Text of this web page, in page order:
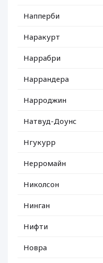
Напперби
Наракурт
Наррабри
Наррандера
Нарроджин
Натвуд-Доунс
Нгукурр
Нерромайн
Николсон
Нинган
Нифти
Новра